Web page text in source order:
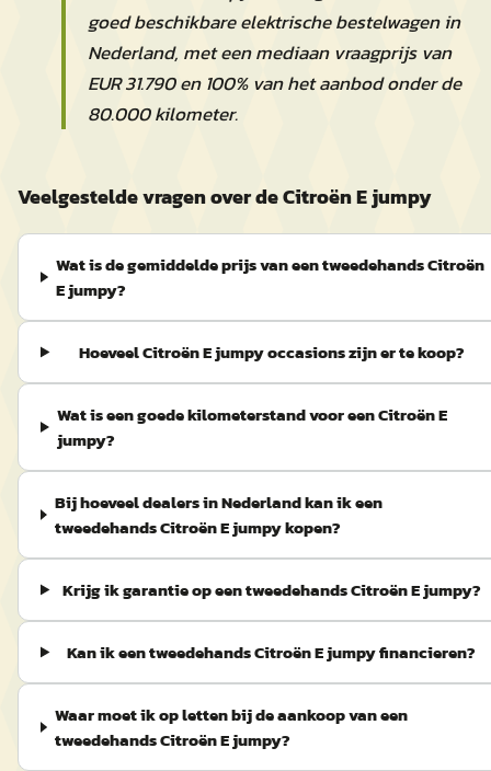
goed beschikbare elektrische bestelwagen in
Nederland, met een mediaan vraagprijs van
EUR 31.790 en 100% van het aanbod onder de
80.000 kilometer.
Veelgestelde vragen over de Citroën E jumpy
Wat is de gemiddelde prijs van een tweedehands Citroën
E jumpy?
Hoeveel Citroën E jumpy occasions zijn er te koop?
Wat is een goede kilometerstand voor een Citroën E
jumpy?
Bij hoeveel dealers in Nederland kan ik een
tweedehands Citroën E jumpy kopen?
Krijg ik garantie op een tweedehands Citroën E jumpy?
Kan ik een tweedehands Citroën E jumpy financieren?
Waar moet ik op letten bij de aankoop van een
tweedehands Citroën E jumpy?